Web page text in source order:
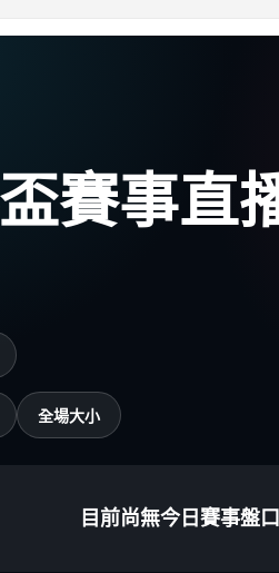
賽事直
全場大小
目前尚無今日賽事盤